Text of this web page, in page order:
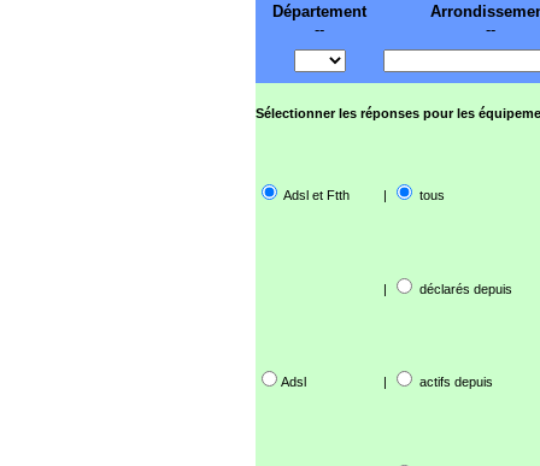
Département
--
--
Sélectionner les réponses pour les
Adsl et Ftth | tous
| déclarés depuis
Adsl | actifs depuis